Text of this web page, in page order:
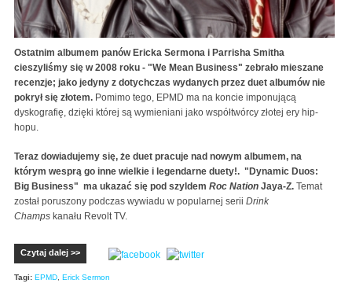
Ostatnim albumem panów Ericka Sermona i Parrisha Smitha
cieszyliśmy się w 2008 roku - "We Mean Business" zebrało mieszane
recenzje; jako jedyny z dotychczas wydanych przez duet albumów nie
pokrył się złotem. Pomimo tego, EPMD ma na koncie imponującą
dyskografię, dzięki której są wymieniani jako współtwórcy złotej ery hip-
hopu.
Teraz dowiadujemy się, że duet pracuje nad nowym albumem, na
którym wesprą go inne wielkie i legendarne duety!. "Dynamic Duos:
Big Business" ma ukazać się pod szyldem Roc Nation Jaya-Z. Temat
został poruszony podczas wywiadu w popularnej serii Drink
Champs kanału Revolt TV.
Czytaj dalej >>
Tagi: EPMD Erick Sermon